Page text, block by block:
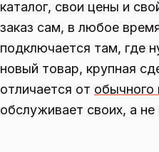
каталог, свои цены и
заказ сам, в любое
подключается там, где
новый товар, крупная
отличается от обычного
обслуживает своих, а